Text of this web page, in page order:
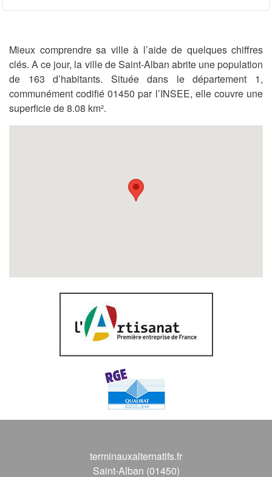
Mieux comprendre sa ville à l’aide de quelques chiffres
clés. A ce jour, la ville de Saint-Alban abrite une population
de 163 d’habitants. Située dans le département 1,
communément codifié 01450 par l’INSEE, elle couvre une
superficie de 8.08 km².
terminauxalternatifs.fr
Saint-Alban (01450)